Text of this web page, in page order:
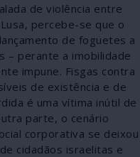
de violência entre
percebe-se que o
de foguetes a
– perante a imobilidade
impune. Fisgas contra
de existência e de
é uma vítima inútil de
parte, o cenário
corporativa se deixou
cidadãos israelitas e